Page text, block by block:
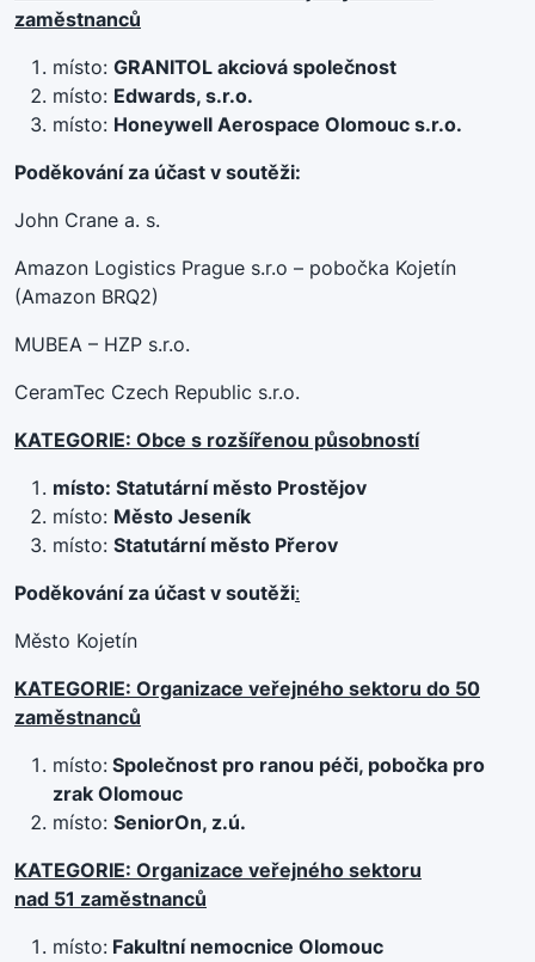
zaměstnanců
místo: GRANITOL akciová společnost
místo: Edwards, s.r.o.
místo: Honeywell Aerospace Olomouc s.r.o.
Poděkování za účast v soutěži:
John Crane a. s.
Amazon Logistics Prague s.r.o – pobočka Kojetín
(Amazon BRQ2)
MUBEA – HZP s.r.o.
CeramTec Czech Republic s.r.o.
KATEGORIE: Obce s rozšířenou působností
místo: Statutární město Prostějov
místo: Město Jeseník
místo: Statutární město Přerov
Poděkování za účast v soutěži:
Město Kojetín
KATEGORIE: Organizace veřejného sektoru do 50
zaměstnanců
místo: Společnost pro ranou péči, pobočka pro
zrak Olomouc
místo: SeniorOn, z.ú.
KATEGORIE: Organizace veřejného sektoru
nad 51 zaměstnanců
místo: Fakultní nemocnice Olomouc